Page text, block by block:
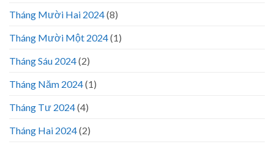
Tháng Mười Hai 2024(8)
Tháng Mười Một 2024(1)
Tháng Sáu 2024(2)
Tháng Năm 2024(1)
Tháng Tư 2024(4)
Tháng Hai 2024(2)